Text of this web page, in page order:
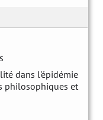
dans l'épidémie
philosophiques et